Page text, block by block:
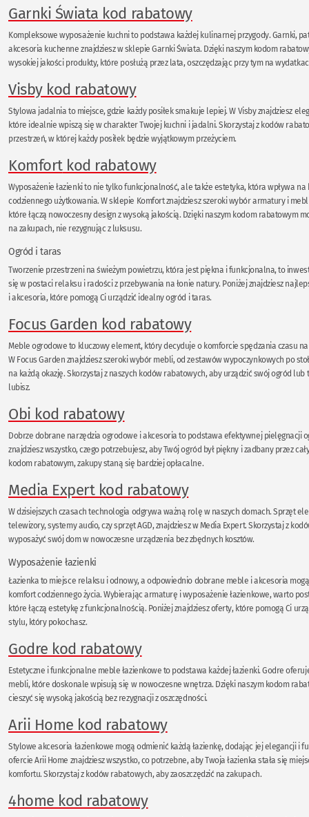
Garnki Świata kod rabatowy
Kompleksowe wyposażenie kuchni to podstawa każdej kulinarnej przygody. Garnki,
akcesoria kuchenne znajdziesz w sklepie Garnki Świata. Dzięki naszym kodom
wysokiej jakości produkty, które posłużą przez lata, oszczędzając przy tym na
Visby kod rabatowy
Stylowa jadalnia to miejsce, gdzie każdy posiłek smakuje lepiej. W Visby znajdziesz
które idealnie wpiszą się w charakter Twojej kuchni i jadalni. Skorzystaj z kodów
przestrzeń, w której każdy posiłek będzie wyjątkowym przeżyciem.
Komfortkod rabatowy
Wyposażenie łazienki to nie tylko funkcjonalność, ale także estetyka, która wpływa na
codziennego użytkowania. W sklepie Komfort znajdziesz szeroki wybór armatury i
które łączą nowoczesny design z wysoką jakością. Dzięki naszym kodom rabatowym
na zakupach, nie rezygnując z luksusu.
Ogród i taras
Tworzenie przestrzeni na świeżym powietrzu, która jest piękna i funkcjonalna, to
się w postaci relaksu i radości z przebywania na łonie natury. Poniżej znajdziesz
i akcesoria, które pomogą Ci urządzić idealny ogród i taras.
Focus Garden kod rabatowy
Meble ogrodowe to kluczowy element, który decyduje o komforcie spędzania czasu
W Focus Garden znajdziesz szeroki wybór mebli, od zestawów wypoczynkowych po
na każdą okazję. Skorzystaj z naszych kodów rabatowych, aby urządzić swój ogród
lubisz.
Obi kod rabatowy
Dobrze dobrane narzędzia ogrodowe i akcesoria to podstawa efektywnej pielęgnacji
znajdziesz wszystko, czego potrzebujesz, aby Twój ogród był piękny i zadbany przez
kodom rabatowym, zakupy staną się bardziej opłacalne.
Media Expert kod rabatowy
W dzisiejszych czasach technologia odgrywa ważną rolę w naszych domach. Sprzęt
telewizory, systemy audio, czy sprzęt AGD, znajdziesz w Media Expert. Skorzystaj z
wyposażyć swój dom w nowoczesne urządzenia bez zbędnych kosztów.
Wyposażenie łazienki
Łazienka to miejsce relaksu i odnowy, a odpowiednio dobrane meble i akcesoria
komfort codziennego życia. Wybierając armaturę i wyposażenie łazienkowe, warto
które łączą estetykę z funkcjonalnością. Poniżej znajdziesz oferty, które pomogą Ci
stylu, który pokochasz.
Godre kod rabatowy
Estetyczne i funkcjonalne meble łazienkowe to podstawa każdej łazienki. Godre
mebli, które doskonale wpisują się w nowoczesne wnętrza. Dzięki naszym kodom
cieszyć się wysoką jakością bez rezygnacji z oszczędności.
Arii Home kod rabatowy
Stylowe akcesoria łazienkowe mogą odmienić każdą łazienkę, dodając jej elegancji i
ofercie Arii Home znajdziesz wszystko, co potrzebne, aby Twoja łazienka stała się
komfortu. Skorzystaj z kodów rabatowych, aby zaoszczędzić na zakupach.
4home kod rabatowy